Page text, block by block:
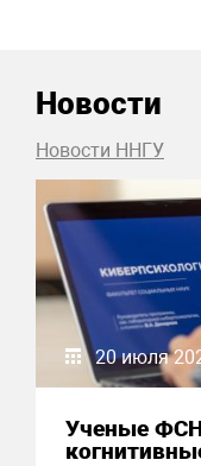
Новости
Новости ННГУ
20 июля
Ученые